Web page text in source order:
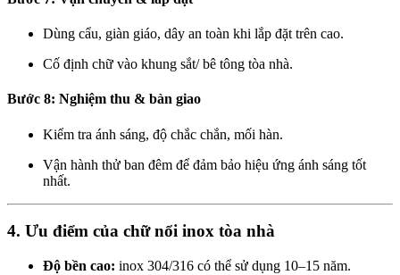
Dùng cẩu, giàn giáo, dây an toàn khi lắp đặt trên cao.
Cố định chữ vào khung sắt/ bê tông tòa nhà.
Bước 8: Nghiệm thu & bàn giao
Kiểm tra ánh sáng, độ chắc chắn, mối hàn.
Vận hành thử ban đêm để đảm bảo hiệu ứng ánh sáng tốt
nhất.
4. Ưu điểm của chữ nổi inox tòa nhà
Độ bền cao: inox 304/316 có thể sử dụng 10–15 năm.